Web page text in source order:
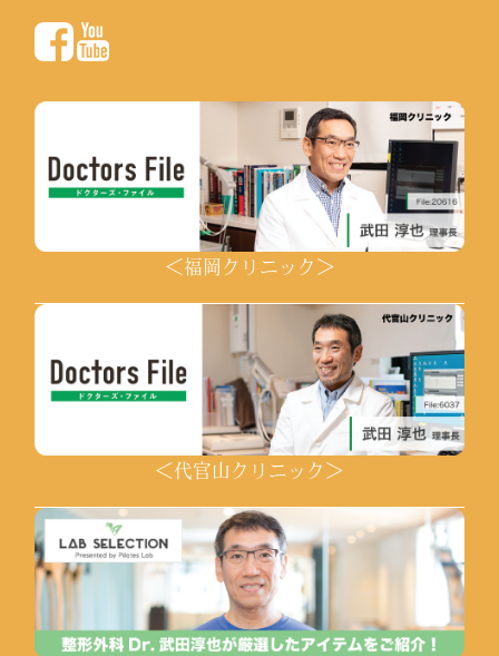
＜福岡クリニック＞
＜代官山クリニック＞